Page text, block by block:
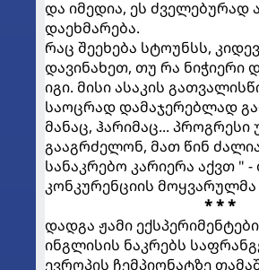
და იმედია, ეს ძველებურად
დაეხმარება.
რაც შეეხება სტოუნსს,
დავინახეთ, თუ რა ნიჭიერი
იგი. მისი ასაკის
საოცრად დამაჯერებლად
მანაც, ჰარიმაც... პროგრესი
გააგრძელონ, მათ წინ
სანაკრებო კარიერა აქვთ " -
კონკურენციის მოყვარულმა
* * *
დადგა ჟამი
ინგლისის ნაკრებს
ევროპის ჩემპიონატზე